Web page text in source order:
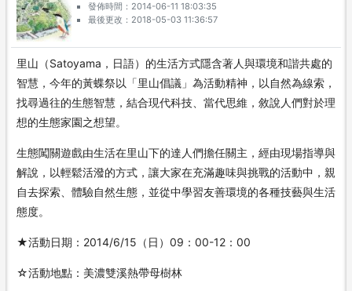
發佈時間
2014-06-11 18:03:35
最後更改
2018-05-03 11:36:57
里山（Satoyama，日語）的生活方式隱含著人與環境和諧共處的
智慧，今年的黃蝶祭以「里山倡議」為活動精神，以自然為線索，
找尋過往的生態智慧，結合現代科技、當代思維，敘說人們對於理
想的生態家園之想望。
生態闖關遊戲由生活在里山下的達人們擔任關主，經由現場指導與
解說，以輕鬆活潑的方式，讓大家在充滿趣味與挑戰的活動中，親
自去探索、體驗自然生態，並從中學習友善環境的各種技藝與生活
態度。
★活動日期：2014/6/15（日）09：00-12：00
☆活動地點：美濃雙溪熱帶母樹林